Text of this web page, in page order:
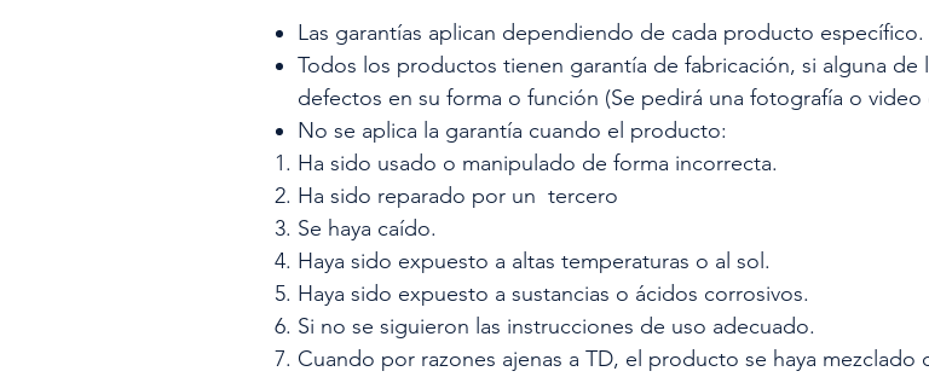
Las garantías aplican dependiendo de cada producto específico.
Todos los productos tienen garantía de fabricación, si alguna de
defectos en su forma o función (Se pedirá una fotografía o
No se aplica la garantía cuando el producto:
Ha sido usado o manipulado de forma incorrecta.
Ha sido reparado por un tercero
Se haya caído.
Haya sido expuesto a altas temperaturas o al sol.
Haya sido expuesto a sustancias o ácidos corrosivos.
Si no se siguieron las instrucciones de uso adecuado.
Cuando por razones ajenas a TD, el producto se haya